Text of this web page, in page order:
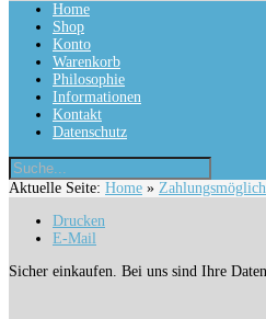
Home
Shop
Konto
Warenkorb
Philosophie
Informationen
Kontakt
Datenschutz
Aktuelle Seite: Home »
Drucken
E-Mail
Sicher einkaufen. Bei uns sind Ihre